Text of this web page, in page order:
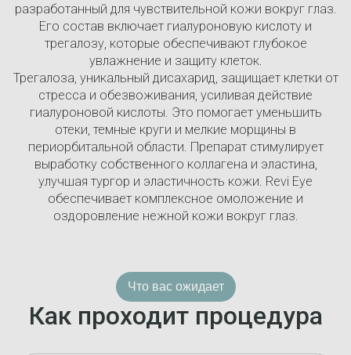
разработанный для чувствительной кожи вокруг глаз.
Его состав включает гиалуроновую кислоту и
трегалозу, которые обеспечивают глубокое
увлажнение и защиту клеток.
Трегалоза, уникальный дисахарид, защищает клетки от
стресса и обезвоживания, усиливая действие
гиалуроновой кислоты. Это помогает уменьшить
отеки, темные круги и мелкие морщины в
периорбитальной области. Препарат стимулирует
выработку собственного коллагена и эластина,
улучшая тургор и эластичность кожи. Revi Eye
обеспечивает комплексное омоложение и
оздоровление нежной кожи вокруг глаз.
Что вас ожидает
Как проходит процедура